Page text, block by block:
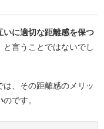
いに適切な距離感を保つ
言うことではないでし
、その距離感のメリッ
のです。